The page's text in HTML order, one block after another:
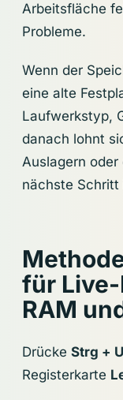
Arbeitsfläche
Probleme.
Wenn der
eine alte
Laufwerkstyp,
danach lohnt
Auslagern oder
nächste Schritt
für Live-
RAM
Drücke Strg +
Registerkarte